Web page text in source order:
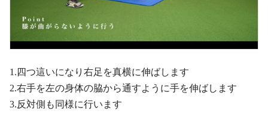
1.四つ這いになり右足を真横に伸ばします
2.右手を左の身体の脇から通すように手を伸ばします
3.反対側も同様に行います